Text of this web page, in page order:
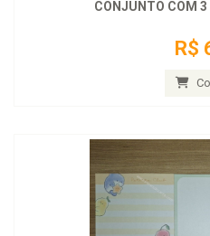
CONJUNTO COM 3
R$